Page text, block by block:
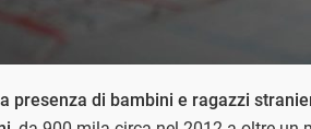
presenza di bambini e ragazzi